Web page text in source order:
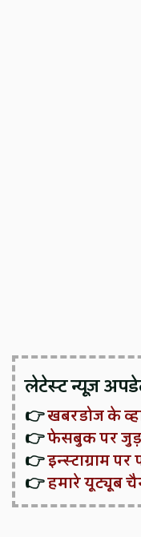
लेटेस्ट न्यूज़
👉खबरडोज के
👉फेसबुक पर
👉इन्स्टाग्राम
👉हमारे यूट्यूब